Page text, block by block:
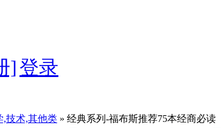
]登录
,技术,其他类 » 经典系列-福布斯推荐75本经商必读